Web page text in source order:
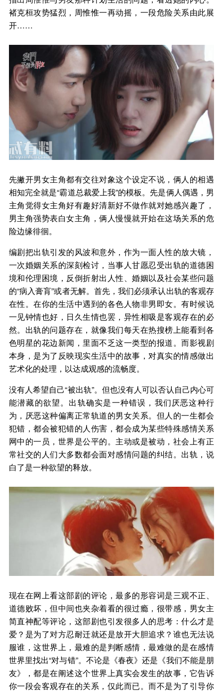
褚克桓攻势猛烈，周惟惟一再动摇，一段危险关系由此展
开……
先撇开男女主角都有交往对象这个设定不说，俩人的相遇
相知完全就是“霸道总裁爱上我”的模板。先是俩人偶遇，男
主角觉得女主角好有趣好清新好不做作就对她感兴趣了，
男主角强势表白女主角，俩人慢慢就开始在这场关系的危
险边缘徘徊。
编剧把出轨引发的风波和意外，作为一面人性的放大镜，
一次婚姻关系的深刻检讨，当事人甘愿忍受出轨的道德困
境和伦理困境，反倒折射出人性、婚姻以及社会某些问题
的“病入膏肓”或者无解。首先，我们必须承认出轨的客观存
在性。在你的生活中遇到的各色人物非男即女。有时候说
一见钟情也好，日久生情也罢，异性相吸是客观存在的必
然。出轨的问题存在，就像我们每天在热搜榜上能看到各
色明星的花边新闻，里面不乏这一类型的报道。而影视剧
本身，是为了反映现实生活中的故事，对真实的情感做出
艺术化的处理，以达成观感的流畅度。
没有人希望自己“被出轨”。但也没有人可以否认自己内心可
能潜藏的欲望。出轨确实是一种错误，我们厌恶这种行
为，厌恶这种偏离正常轨道的男女关系。但人的一生都会
犯错，都会被犯错的人伤害，都会成为某些特殊感情关系
网中的一员，世界是公平的。主动或是被动，社会上有正
常社交的人们大多数都会面对感情问题的纠结。出轨，说
白了是一种欲望的释放。
现在在网上看这部剧的评论，最多的形容词是三观不正、
道德败坏，但中间也夹杂着看的很过瘾，很带感，男女主
简直神配等评论，这部剧也引发很多人的思考：什么才是
爱？是为了对方忍耐迁就还是放开大胆追求？谁也无法说
服谁，这世界上，最难的是判断感情，最难做的是在感情
世界里找出“对与错”。不论是《春夜》还是《我们不能是朋
友》，都是在阐述这个世界上真实会发生的故事，它告诉
你一段会客观存在的关系，仅此而已。而不是为了引导你